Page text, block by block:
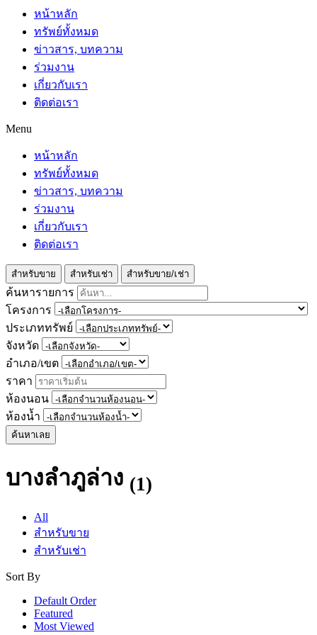
หน้าหลัก
ทรัพย์ทั้งหมด
ข่าวสาร, บทความ
ร่วมงาน
เกี่ยวกับเรา
ติดต่อเรา
Menu
หน้าหลัก
ทรัพย์ทั้งหมด
ข่าวสาร, บทความ
ร่วมงาน
เกี่ยวกับเรา
ติดต่อเรา
สำหรับขาย สำหรับเช่า สำหรับขาย/เช่า
ค้นหารายการ
โครงการ
ประเภททรัพย์
จังหวัด
อำเภอ/เขต
ราคา
ห้องนอน
ห้องน้ำ
ค้นหาเลย
บางลำภูล่าง (1)
All
สำหรับขาย
สำหรับเช่า
Sort By
Default Order
Featured
Most Viewed